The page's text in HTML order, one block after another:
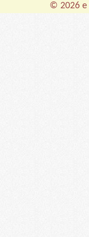
© 2026 e